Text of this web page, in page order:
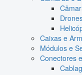
Caixas e
Módulos e
Conectores